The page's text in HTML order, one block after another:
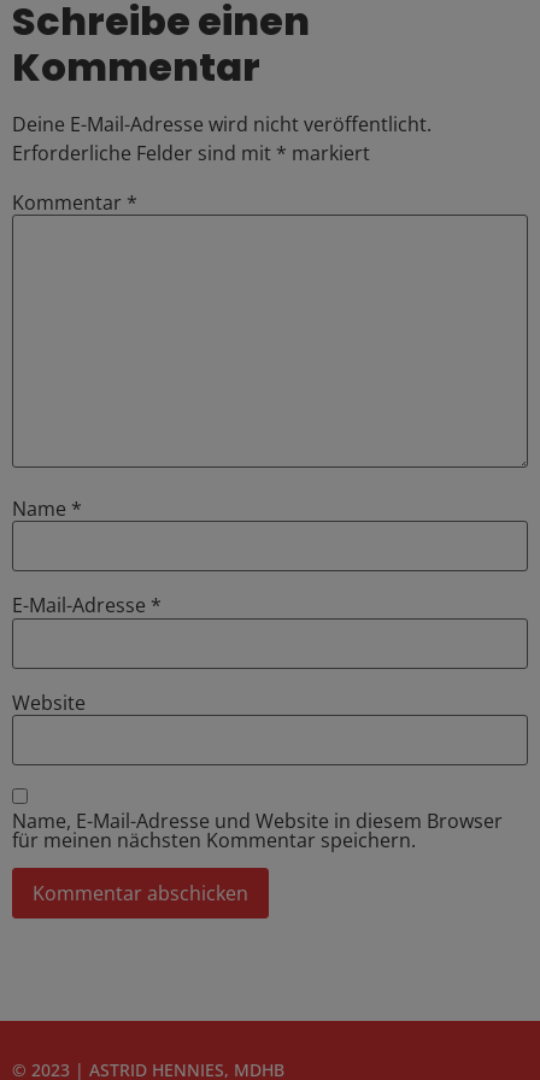
Schreibe einen
Kommentar
Deine E-Mail-Adresse wird nicht veröffentlicht.
Erforderliche Felder sind mit * markiert
Kommentar *
Name *
E-Mail-Adresse *
Website
Name, E-Mail-Adresse und Website in diesem Browser
für meinen nächsten Kommentar speichern.
© 2023 | ASTRID HENNIES, MDHB